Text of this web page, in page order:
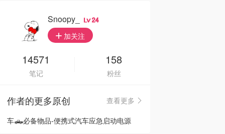
🇮🇹
🇦🇺
🇳🇿新西兰
Snoopy_ 24
加关注
14571
笔记
158
粉丝
作者的更多原创
查看更多
车🛻必备物品-便携式汽车应急启动电源